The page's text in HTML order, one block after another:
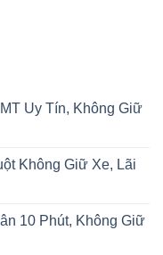
Uy Tín, Không Giữ
Không Giữ Xe, Lãi
10 Phút, Không Giữ